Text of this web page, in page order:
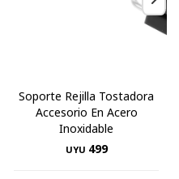
Soporte Rejilla Tostadora
Accesorio En Acero
Inoxidable
UYU 499